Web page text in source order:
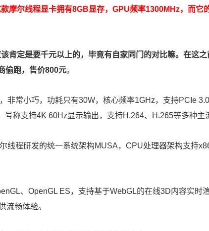
摩尔线程显卡拥有8GB显存，GPU频率1300MHz，而它
肯定是要千元以上的，毕竟有自家同门的对比嘛。在这
偷跑，售价800元。
非常小巧，功耗只有30W，核心频率1GHz，支持PCIe
号称支持4K 60Hz显示输出，支持H.264、H.265等多种主
线程研发的统一系统架构MUSA，CPU处理器架构支持
、OpenGL ES，支持基于WebGL的在线3D内容实时
流畅体验。